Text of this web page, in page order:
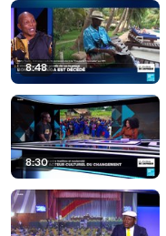
8:48
8:30